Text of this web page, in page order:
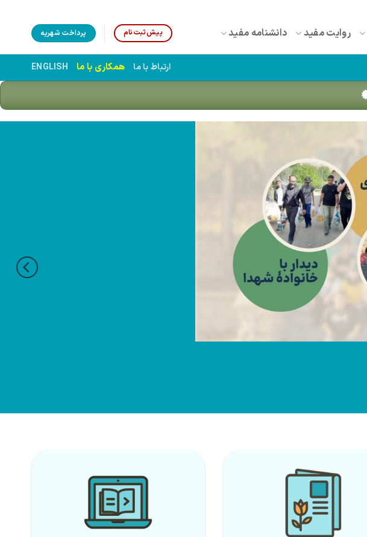
روایت مفید دانشنامه مفید پیش‌ثبت‌نام پرداخت شهریه
ارتباط با ما همکاری با ما ENGLISH